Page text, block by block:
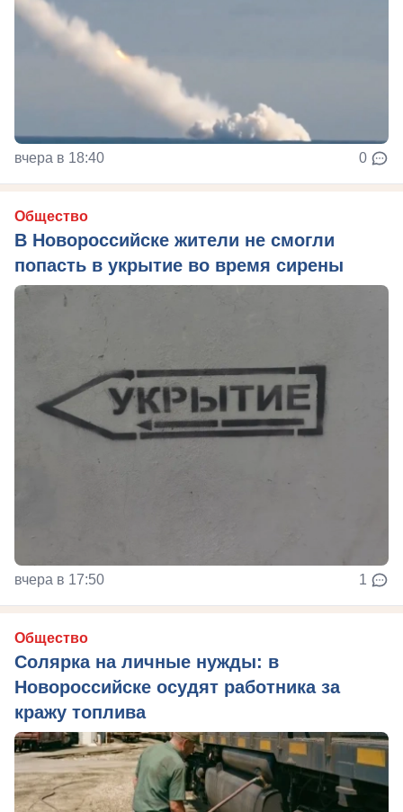
вчера в 18:40 0
Общество
В Новороссийске жители не смогли
попасть в укрытие во время сирены
вчера в 17:50 1
Общество
Солярка на личные нужды: в
Новороссийске осудят работника за
кражу топлива